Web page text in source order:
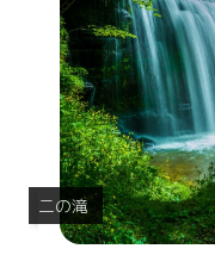
二の滝